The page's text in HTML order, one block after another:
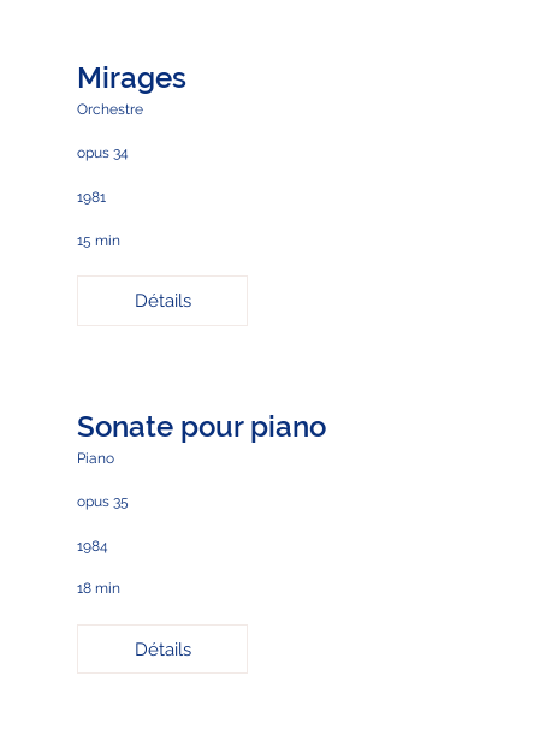
Mirages
Orchestre
opus 34
1981
15 min
Détails
Sonate pour piano
Piano
opus 35
1984
18 min
Détails